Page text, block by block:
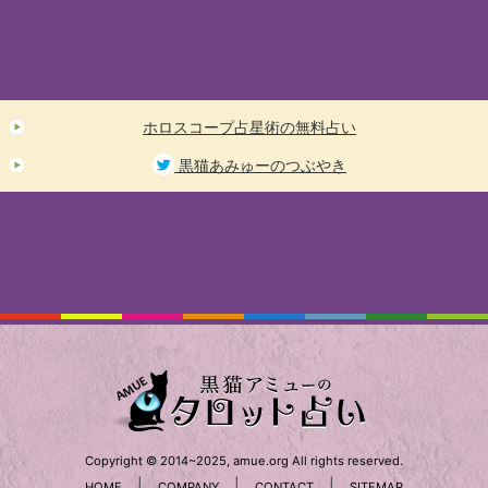
ホロスコープ占星術の無料占い
黒猫あみゅーのつぶやき
Copyright © 2014~2025, amue.org All rights reserved.